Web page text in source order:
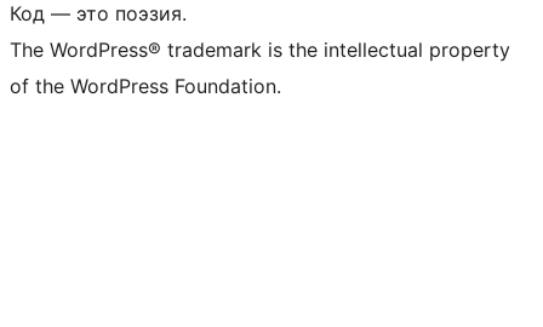
Код — это поэзия.
The WordPress® trademark is the intellectual property
of the WordPress Foundation.